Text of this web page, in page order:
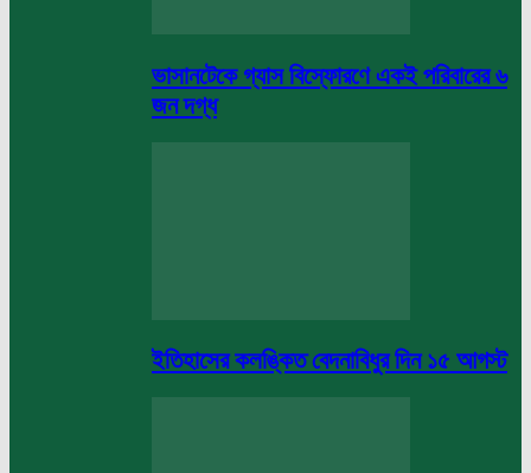
ভাসানটেকে গ্যাস বিস্ফোরণে একই পরিবারের ৬
জন দগ্ধ
ইতিহাসের কলঙ্কিত বেদনাবিধুর দিন ১৫ আগস্ট